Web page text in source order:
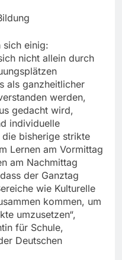
sich einig:
nicht allein durch
als ganzheitlicher
werden,
gedacht wird,
individuelle
bisherige strikte
Lernen am Vormittag
am Nachmittag
der Ganztag
wie Kulturelle
kommen, um
umzusetzen“,
für Schule,
Deutschen